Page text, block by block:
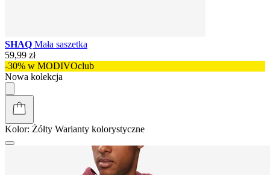
SHAQ Mała saszetka
59,99 zł
-30% w MODIVOclub
Nowa kolekcja
Kolor: Żółty Warianty kolorystyczne